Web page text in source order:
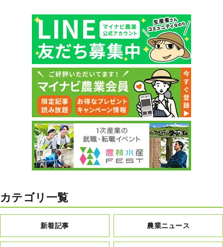
カテゴリ一覧
新着記事 農業ニュース